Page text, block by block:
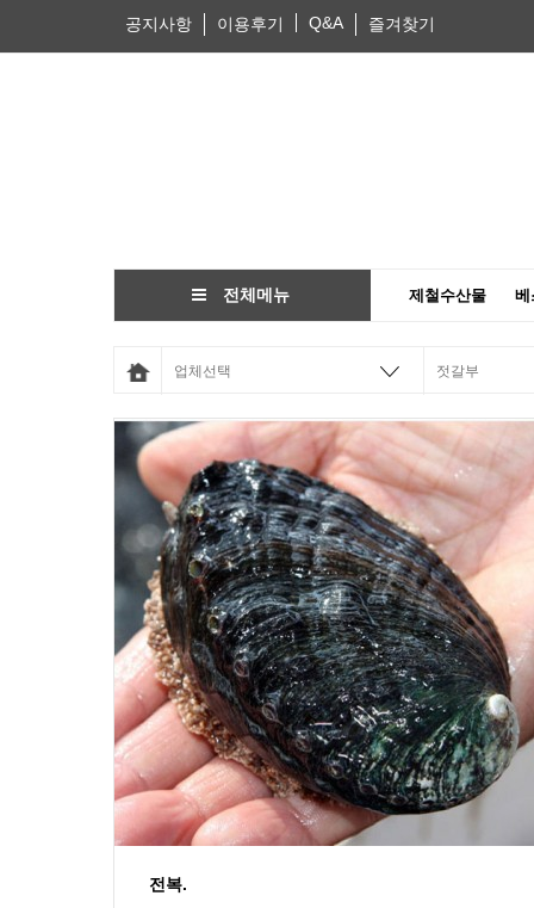
공지사항 이용후기 Q&A 즐겨찾기
전체메뉴 제철수산물 베
업체선택 젓갈부
전복.